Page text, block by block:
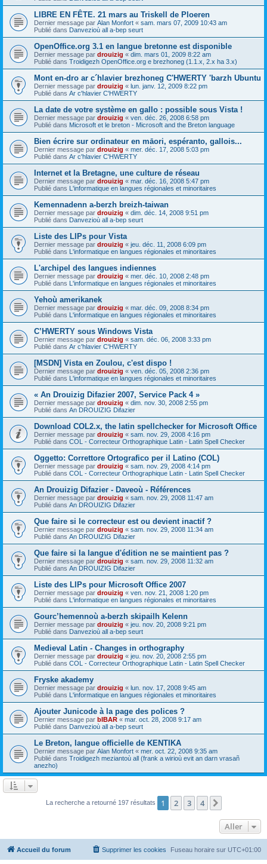
LIBRE EN FÊTE. 21 mars au Triskell de Ploeren
Dernier message par Alan Monfort « sam. mars 07, 2009 10:43 am
Publié dans Danvezioù all a-bep seurt
OpenOffice.org 3.1 en langue bretonne est disponible
Dernier message par drouizig « dim. mars 01, 2009 8:22 am
Publié dans Troidigezh OpenOffice.org e brezhoneg (1.1.x, 2.x ha 3.x)
Mont en-dro ar c´hlavier brezhoneg C'HWERTY 'barzh Ubuntu
Dernier message par drouizig « lun. janv. 12, 2009 8:22 pm
Publié dans Ar c'hlavier C'HWERTY
La date de votre système en gallo : possible sous Vista !
Dernier message par drouizig « ven. déc. 26, 2008 6:58 pm
Publié dans Microsoft et le breton - Microsoft and the Breton language
Bien écrire sur ordinateur en māori, espéranto, gallois...
Dernier message par drouizig « mer. déc. 17, 2008 5:03 pm
Publié dans Ar c'hlavier C'HWERTY
Internet et la Bretagne, une culture de réseau
Dernier message par drouizig « mar. déc. 16, 2008 5:47 pm
Publié dans L'informatique en langues régionales et minoritaires
Kemennadenn a-berzh breizh-taiwan
Dernier message par drouizig « dim. déc. 14, 2008 9:51 pm
Publié dans Danvezioù all a-bep seurt
Liste des LIPs pour Vista
Dernier message par drouizig « jeu. déc. 11, 2008 6:09 pm
Publié dans L'informatique en langues régionales et minoritaires
L'archipel des langues indiennes
Dernier message par drouizig « mer. déc. 10, 2008 2:48 pm
Publié dans L'informatique en langues régionales et minoritaires
Yehoù amerikanek
Dernier message par drouizig « mar. déc. 09, 2008 8:34 pm
Publié dans L'informatique en langues régionales et minoritaires
C’HWERTY sous Windows Vista
Dernier message par drouizig « sam. déc. 06, 2008 3:33 pm
Publié dans Ar c'hlavier C'HWERTY
[MSDN] Vista en Zoulou, c'est dispo !
Dernier message par drouizig « ven. déc. 05, 2008 2:36 pm
Publié dans L'informatique en langues régionales et minoritaires
« An Drouizig Difazier 2007, Service Pack 4 »
Dernier message par drouizig « dim. nov. 30, 2008 2:55 pm
Publié dans An DROUIZIG Difazier
Download COL2.x, the latin spellchecker for Microsoft Office
Dernier message par drouizig « sam. nov. 29, 2008 4:16 pm
Publié dans COL - Correcteur Orthographique Latin - Latin Spell Checker
Oggetto: Correttore Ortografico per il Latino (COL)
Dernier message par drouizig « sam. nov. 29, 2008 4:14 pm
Publié dans COL - Correcteur Orthographique Latin - Latin Spell Checker
An Drouizig Difazier - Daveoù - Références
Dernier message par drouizig « sam. nov. 29, 2008 11:47 am
Publié dans An DROUIZIG Difazier
Que faire si le correcteur est ou devient inactif ?
Dernier message par drouizig « sam. nov. 29, 2008 11:34 am
Publié dans An DROUIZIG Difazier
Que faire si la langue d'édition ne se maintient pas ?
Dernier message par drouizig « sam. nov. 29, 2008 11:32 am
Publié dans An DROUIZIG Difazier
Liste des LIPs pour Microsoft Office 2007
Dernier message par drouizig « ven. nov. 21, 2008 1:20 pm
Publié dans L'informatique en langues régionales et minoritaires
Gourc’hemennoù a-berzh skipailh Kelenn
Dernier message par drouizig « jeu. nov. 20, 2008 9:21 pm
Publié dans Danvezioù all a-bep seurt
Medieval Latin - Changes in orthography
Dernier message par drouizig « jeu. nov. 20, 2008 2:55 pm
Publié dans COL - Correcteur Orthographique Latin - Latin Spell Checker
Fryske akademy
Dernier message par drouizig « lun. nov. 17, 2008 9:45 am
Publié dans L'informatique en langues régionales et minoritaires
Ajouter Junicode à la page des polices ?
Dernier message par bIBAR « mar. oct. 28, 2008 9:17 am
Publié dans Danvezioù all a-bep seurt
Le Breton, langue officielle de KENTIKA
Dernier message par Alan Monfort « mer. oct. 22, 2008 9:35 am
Publié dans Troidigezh meziantoù all (frank a wirioù evit an darn vrasañ
anezho)
La recherche a retourné 197 résultats 1 2 3 4
Aller
Accueil du forum Fuseau horaire sur UTC+01:00
Supprimer les cookies